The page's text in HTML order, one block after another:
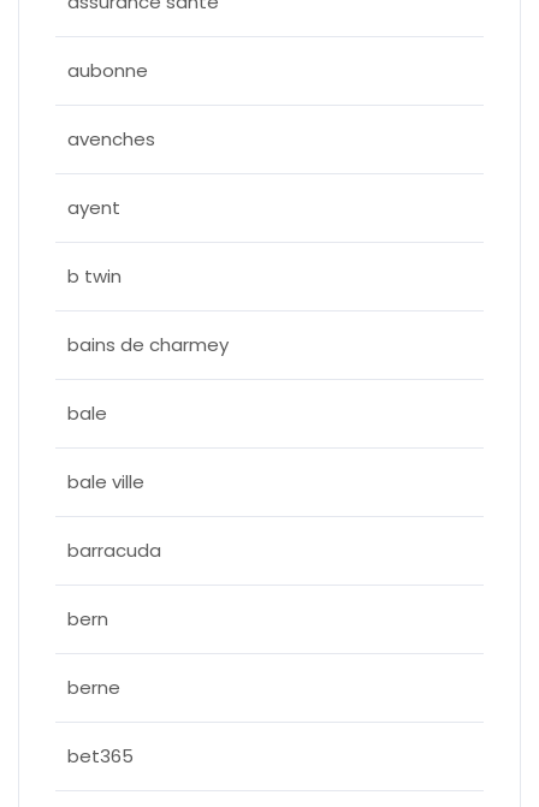
aubonne
avenches
ayent
b twin
bains de charmey
bale
bale ville
barracuda
bern
berne
bet365